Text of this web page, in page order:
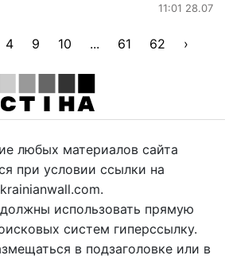
11:01 28.07
4 9 10 ... 61 62 ›
любых материалов сайта
при условии ссылки на
использовать прямую
систем гиперссылку.
в подзаголовке или в